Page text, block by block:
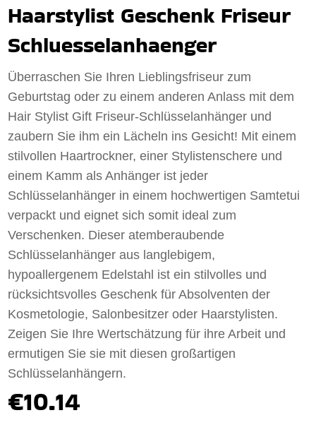
Haarstylist Geschenk Friseur
Schluesselanhaenger
Überraschen Sie Ihren Lieblingsfriseur zum
Geburtstag oder zu einem anderen Anlass mit dem
Hair Stylist Gift Friseur-Schlüsselanhänger und
zaubern Sie ihm ein Lächeln ins Gesicht! Mit einem
stilvollen Haartrockner, einer Stylistenschere und
einem Kamm als Anhänger ist jeder
Schlüsselanhänger in einem hochwertigen Samtetui
verpackt und eignet sich somit ideal zum
Verschenken. Dieser atemberaubende
Schlüsselanhänger aus langlebigem,
hypoallergenem Edelstahl ist ein stilvolles und
rücksichtsvolles Geschenk für Absolventen der
Kosmetologie, Salonbesitzer oder Haarstylisten.
Zeigen Sie Ihre Wertschätzung für ihre Arbeit und
ermutigen Sie sie mit diesen großartigen
Schlüsselanhängern.
€10.14